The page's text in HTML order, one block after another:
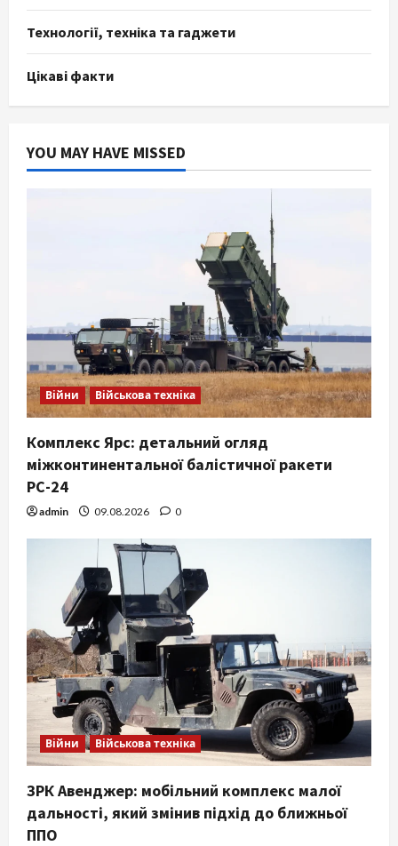
Технології, техніка та гаджети
Цікаві факти
YOU MAY HAVE MISSED
Війни Військова техніка
Комплекс Ярс: детальний огляд
міжконтинентальної балістичної ракети
РС-24
admin 09.08.2026 0
Війни Військова техніка
ЗРК Авенджер: мобільний комплекс малої
дальності, який змінив підхід до ближньої
ППО